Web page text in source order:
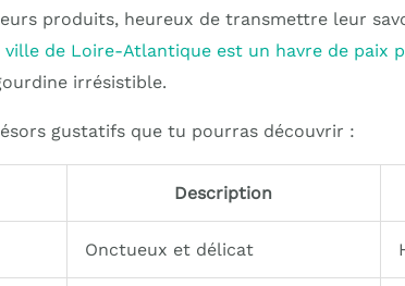
produits, heureux de transmettre leur
de Loire-Atlantique est un havre de paix
irrésistible.
gustatifs que tu pourras découvrir :
Description
Onctueux et délicat